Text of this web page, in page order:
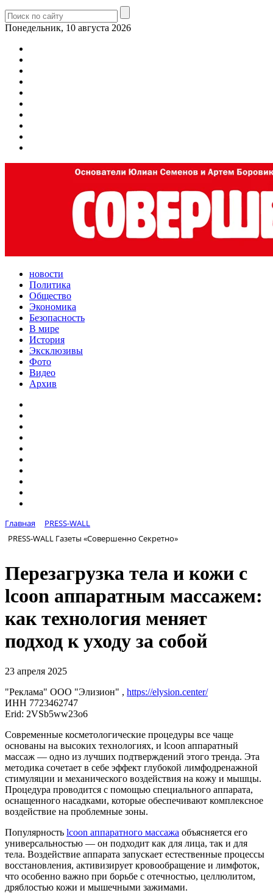
Понедельник, 10 августа 2026
новости
Политика
Общество
Экономика
Безопасность
В мире
История
Эксклюзивы
Фото
Видео
Архив
Главная
PRESS-WALL
PRESS-WALL Газеты «Совершенно Секретно»
Перезагрузка тела и кожи с
lcoon аппаратным массажем:
как технология меняет
подход к уходу за собой
23 апреля 2025
"Реклама" ООО "Элизион" , https://elysion.center/
ИНН 7723462747
Erid: 2VSb5ww23o6
Современные косметологические процедуры все чаще
основаны на высоких технологиях, и lcoon аппаратный
массаж — одно из лучших подтверждений этого тренда. Эта
методика сочетает в себе эффект глубокой лимфодренажной
стимуляции и механического воздействия на кожу и мышцы.
Процедура проводится с помощью специального аппарата,
оснащенного насадками, которые обеспечивают комплексное
воздействие на проблемные зоны.
Популярность lcoon аппаратного массажа объясняется его
универсальностью — он подходит как для лица, так и для
тела. Воздействие аппарата запускает естественные процессы
восстановления, активизирует кровообращение и лимфоток,
что особенно важно при борьбе с отечностью, целлюлитом,
дряблостью кожи и мышечными зажимами.